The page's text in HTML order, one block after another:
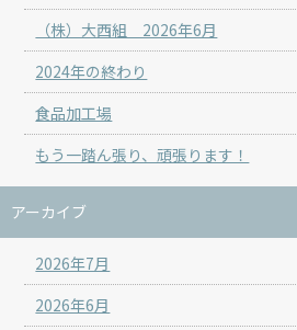
（株）大西組 2026年6月
2024年の終わり
食品加工場
もう一踏ん張り、頑張ります！
アーカイブ
2026年7月
2026年6月